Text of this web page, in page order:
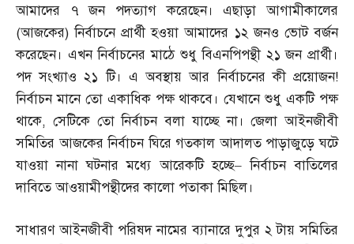
আমাদের ৭ জন পদত্যাগ করেছেন। এছাড়া আগামীকালের
(আজকের)নির্বাচনে প্রার্থী হওয়া আমাদের ১২ জনও ভোট বর্জন
করেছেন। এখন নির্বাচনের মাঠে শুধু বিএনপিপন্থী ২১ জন প্রার্থী।
পদ সংখ্যাও ২১ টি। এ অবস্থায় আর নির্বাচনের কী প্রয়োজন!
নির্বাচন মানে তো একাধিক পক্ষ থাকবে। যেখানে শুধু একটি পক্ষ
থাকে, সেটিকে তো নির্বাচন বলা যাচ্ছে না। জেলা আইনজীবী
সমিতির আজকের নির্বাচন ঘিরে গতকাল আদালত পাড়াজুড়ে ঘটে
যাওয়া নানা ঘটনার মধ্যে আরেকটি হচ্ছে–নির্বাচন বাতিলের
দাবিতে আওয়ামীপন্থীদের কালো পতাকা মিছিল।
সাধারণ আইনজীবী পরিষদ নামের ব্যানারে দুপুর ২ টায় সমিতির